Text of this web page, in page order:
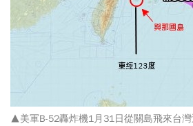
▲美軍B-52轟炸機1月31日從關島飛來台